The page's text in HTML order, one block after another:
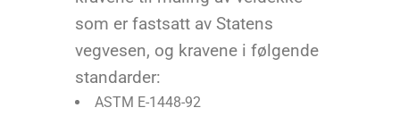
som er fastsatt av Statens
vegvesen, og kravene i følgende
standarder:
ASTM E-1448-92